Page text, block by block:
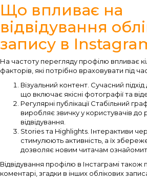
Що впливає на
відвідування
запису в
На частоту перегляду профілю впливає
факторів, які потрібно враховувати під
Візуальний контент. Сучасний
що включає якісні фотографії та
Регулярні публікації Стабільний
виробляє звичку у користувачів до
відвідування.
Stories та Highlights. Інтерактиви
стимулюють активність, а їх
дозволяє новим читачам
Відвідування профілю в Інстаграмі також
коментарі, згадки в інших облікових